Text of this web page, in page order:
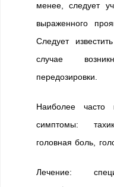
менее, следует
выраженного
Следует
случае
передозировки.
Наиболее часто
симптомы:
головная боль,
Лечение: